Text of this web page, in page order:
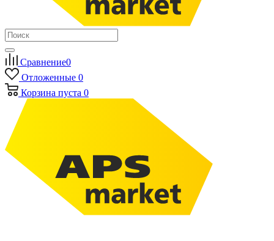
Сравнение0
Отложенные 0
Корзина пуста 0